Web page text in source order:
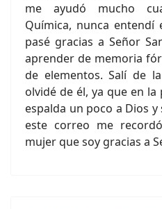
me ayudó mucho
Química, nunca
pasé gracias a Señor
aprender de memoria
de elementos. Salí de
olvidé de él, ya que en
espalda un poco a Dios
este correo me
mujer que soy gracias a